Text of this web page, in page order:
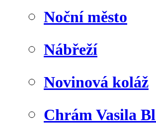
Noční město
Nábřeží
Novinová koláž
Chrám Vasila